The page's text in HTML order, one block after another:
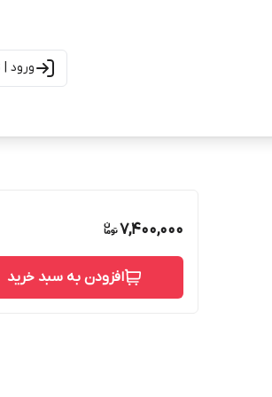
ورود
7,400,000
افزودن به سبد خرید